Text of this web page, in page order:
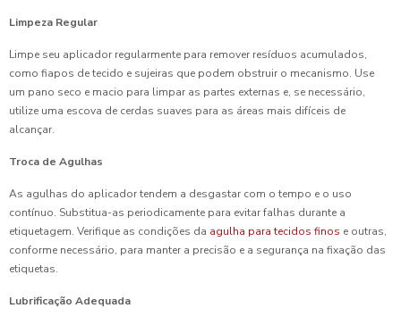
Limpeza Regular
Limpe seu aplicador regularmente para remover resíduos acumulados,
como fiapos de tecido e sujeiras que podem obstruir o mecanismo. Use
um pano seco e macio para limpar as partes externas e, se necessário,
utilize uma escova de cerdas suaves para as áreas mais difíceis de
alcançar.
Troca de Agulhas
As agulhas do aplicador tendem a desgastar com o tempo e o uso
contínuo. Substitua-as periodicamente para evitar falhas durante a
etiquetagem. Verifique as condições da agulha para tecidos finos e outras,
conforme necessário, para manter a precisão e a segurança na fixação das
etiquetas.
Lubrificação Adequada